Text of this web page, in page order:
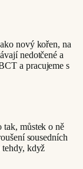
nový kořen, na
nedotčené a
a pracujeme s
tak, můstek o ně
sousedních
tehdy, když